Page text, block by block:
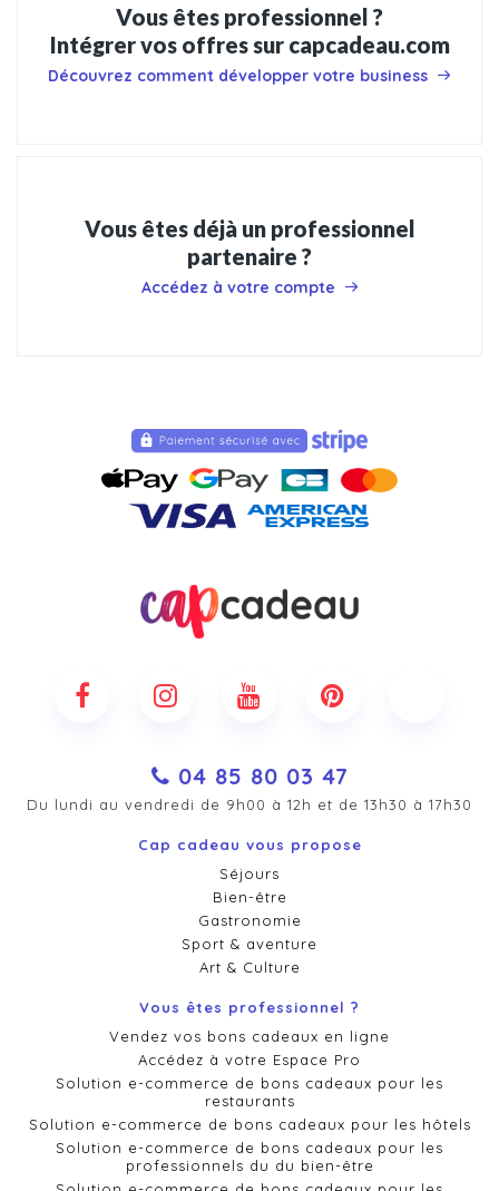
Vous êtes professionnel ?
Intégrer vos offres sur capcadeau.com
Découvrez comment développer votre business
Vous êtes déjà un professionnel
partenaire ?
Accédez à votre compte
04 85 80 03 47
Du lundi au vendredi de 9h00 à 12h et de 13h30 à 17h30
Cap cadeau vous propose
Séjours
Bien-être
Gastronomie
Sport & aventure
Art & Culture
Vous êtes professionnel ?
Vendez vos bons cadeaux en ligne
Accédez à votre Espace Pro
Solution e-commerce de bons cadeaux pour les
restaurants
Solution e-commerce de bons cadeaux pour les hôtels
Solution e-commerce de bons cadeaux pour les
professionnels du du bien-être